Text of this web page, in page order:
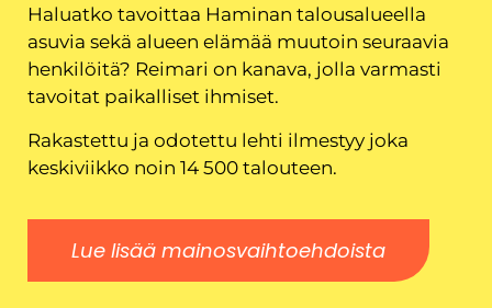
Haluatko tavoittaa Haminan talousalueella
asuvia sekä alueen elämää muutoin seuraavia
henkilöitä? Reimari on kanava, jolla varmasti
tavoitat paikalliset ihmiset.
Rakastettu ja odotettu lehti ilmestyy joka
keskiviikko noin 14 500 talouteen.
Lue lisää mainosvaihtoehdoista